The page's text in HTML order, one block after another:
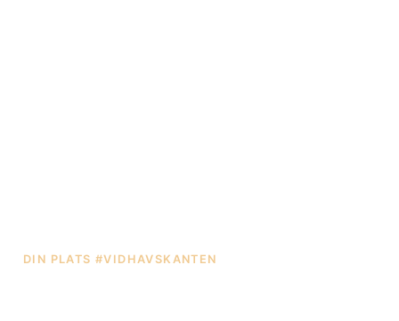
DIN PLATS #VIDHAVSKANTEN